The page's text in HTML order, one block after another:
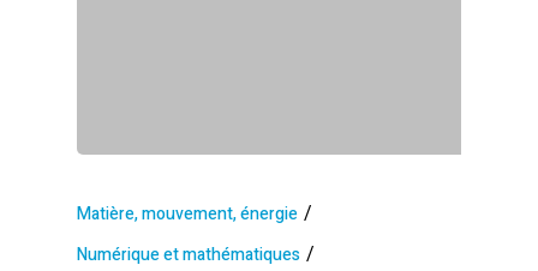
Matière, mouvement, énergie /
Numérique et mathématiques /